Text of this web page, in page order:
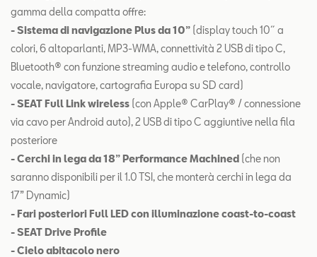
gamma della compatta offre:
- Sistema di navigazione Plus da 10” (display touch 10˝ a
colori, 6 altoparlanti, MP3-WMA, connettività 2 USB di tipo C,
Bluetooth® con funzione streaming audio e telefono, controllo
vocale, navigatore, cartografia Europa su SD card)
- SEAT Full Link wireless (con Apple® CarPlay® / connessione
via cavo per Android auto), 2 USB di tipo C aggiuntive nella fila
posteriore
- Cerchi in lega da 18” Performance Machined (che non
saranno disponibili per il 1.0 TSI, che monterà cerchi in lega da
17” Dynamic)
- Fari posteriori Full LED con illuminazione coast-to-coast
- SEAT Drive Profile
- Cielo abitacolo nero